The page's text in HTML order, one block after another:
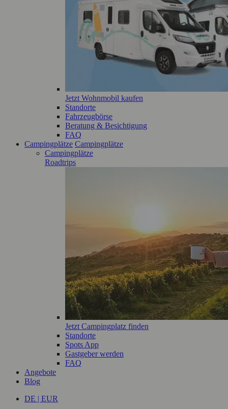
Jetzt Wohnmobil kaufen
Standorte
Fahrzeugbörse
Beratung & Besichtigung
FAQ
Campingplätze Campingplätze
Campingplätze
Roadtrips
Jetzt Campingplatz finden
Standorte
Spots App
Gastgeber werden
FAQ
Angebote
Blog
DE | EUR